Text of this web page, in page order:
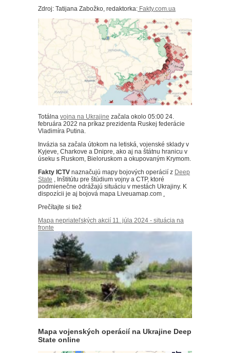
Zdroj: Tatijana Zabožko, redaktorka: Fakty.com.ua
Totálna vojna na Ukrajine začala okolo 05:00 24.
februára 2022 na príkaz prezidenta Ruskej federácie
Vladimíra Putina.
Invázia sa začala útokom na letiská, vojenské sklady v
Kyjeve, Charkove a Dnipre, ako aj na štátnu hranicu v
úseku s Ruskom, Bieloruskom a okupovaným Krymom.
Fakty ICTV naznačujú mapy bojových operácií z Deep
State , Inštitútu pre štúdium vojny a CTP, ktoré
podmienečne odrážajú situáciu v mestách Ukrajiny. K
dispozícii je aj bojová mapa Liveuamap.com .
Prečítajte si tiež
Mapa nepriateľských akcií 11. júla 2024 - situácia na
fronte
Mapa vojenských operácií na Ukrajine Deep
State online